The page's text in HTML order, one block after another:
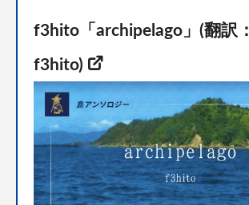
f3hito「archipelago」(翻訳：
f3hito)